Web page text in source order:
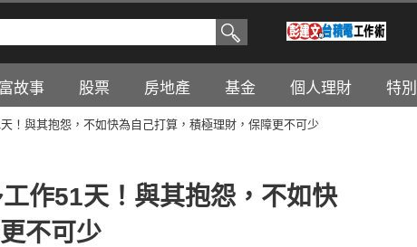
故事 股票 房地產 基金 個人理財 特
！與其抱怨，不如快為自己打算，積極理財，保障更不可少
作51天！與其抱怨，不如快
不可少